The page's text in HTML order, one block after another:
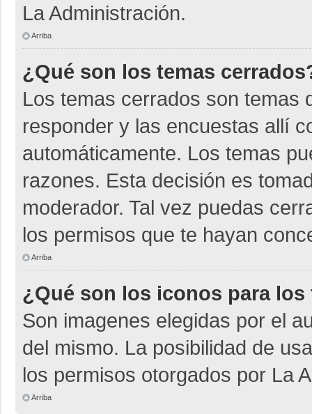
La Administración.
Arriba
¿Qué son los temas
Los temas cerrados son temas
responder y las encuestas allí
automáticamente. Los temas
razones. Esta decisión es
moderador. Tal vez puedas
los permisos que te hayan
Arriba
¿Qué son los iconos para los
Son imagenes elegidas por el
del mismo. La posibilidad de
los permisos otorgados por La
Arriba